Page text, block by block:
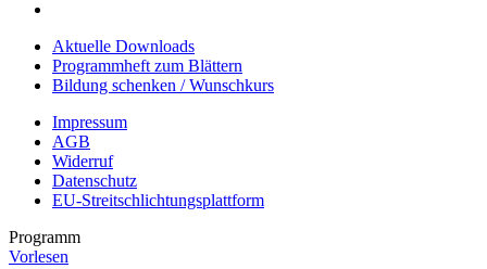
Aktuelle Downloads
Programmheft zum Blättern
Bildung schenken / Wunschkurs
Impressum
AGB
Widerruf
Datenschutz
EU-Streitschlichtungsplattform
Programm
Vorlesen